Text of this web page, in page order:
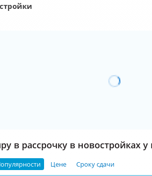
в рассрочку в новостройках
Цене Сроку сдачи